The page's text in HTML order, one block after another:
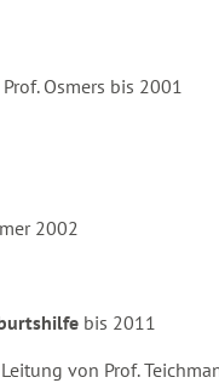
Osmers bis 2001
2002
bis 2011
von Prof.